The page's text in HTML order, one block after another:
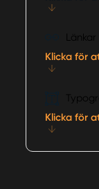
Länkar
Klicka för
Klicka för